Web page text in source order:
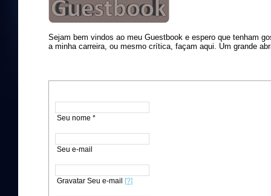
Sejam bem vindos ao meu Guestbook e espero que tenham
a minha carreira, ou mesmo crítica, façam aqui. Um grande
Seu nome *
Seu e-mail
Gravatar Seu e-mail [?]